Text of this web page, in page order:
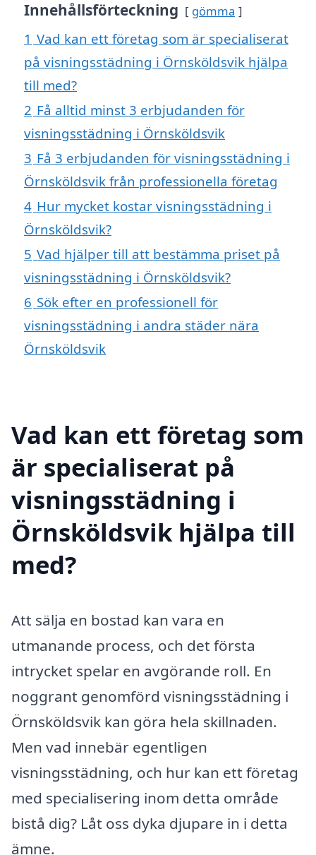
Innehållsförteckning gömma
1 Vad kan ett företag som är specialiserat
på visningsstädning i Örnsköldsvik hjälpa
till med?
2 Få alltid minst 3 erbjudanden för
visningsstädning i Örnsköldsvik
3 Få 3 erbjudanden för visningsstädning i
Örnsköldsvik från professionella företag
4 Hur mycket kostar visningsstädning i
Örnsköldsvik?
5 Vad hjälper till att bestämma priset på
visningsstädning i Örnsköldsvik?
6 Sök efter en professionell för
visningsstädning i andra städer nära
Örnsköldsvik
Vad kan ett företag som
är specialiserat på
visningsstädning i
Örnsköldsvik hjälpa till
med?
Att sälja en bostad kan vara en
utmanande process, och det första
intrycket spelar en avgörande roll. En
noggrant genomförd visningsstädning i
Örnsköldsvik kan göra hela skillnaden.
Men vad innebär egentligen
visningsstädning, och hur kan ett företag
med specialisering inom detta område
bistå dig? Låt oss dyka djupare in i detta
ämne.